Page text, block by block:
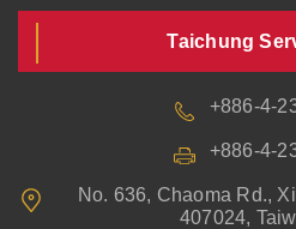
Taichung
+886-4-
+886-4-
No. 636, Chaoma Rd.,
407024,